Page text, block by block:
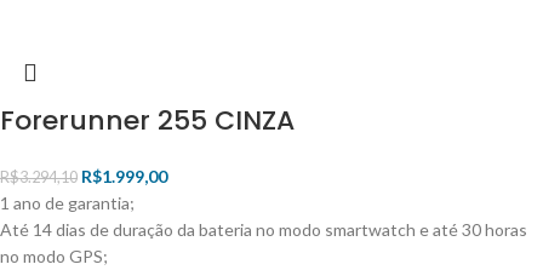
Forerunner 255 CINZA
R$3.294,10 R$1.999,00
1 ano de garantia;
Até 14 dias de duração da bateria no modo smartwatch e até 30 horas
no modo GPS;